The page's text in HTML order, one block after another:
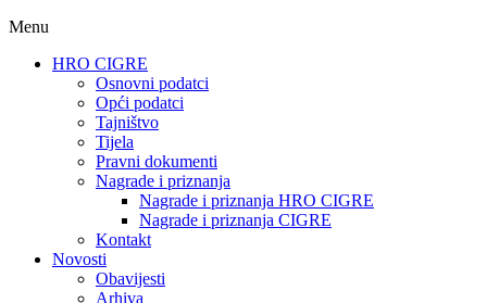
Menu
HRO CIGRE
Osnovni podatci​
Opći podatci
Tajništvo
Tijela
Pravni dokumenti
Nagrade i priznanja
Nagrade i priznanja HRO CIGRE
Nagrade i priznanja CIGRE
Kontakt
Novosti
Obavijesti
Arhiva